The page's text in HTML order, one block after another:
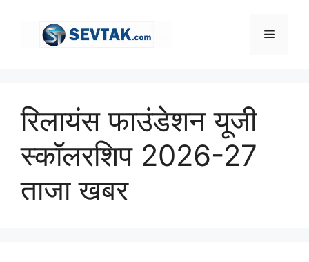
Menu
रिलायंस फाउंडेशन यूजी
स्कॉलरशिप 2026-27
ताजा खबर